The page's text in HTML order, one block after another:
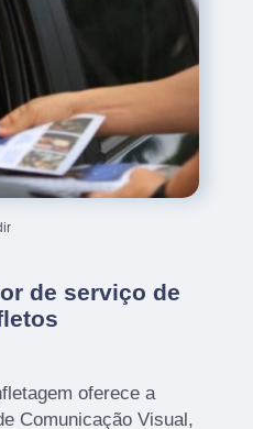
de serviço de
oferece a
Comunicação Visual,